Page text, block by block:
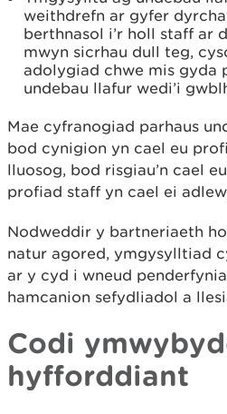
weithdrefn ar gyfer
berthnasol i’r holl staff ar
mwyn sicrhau dull teg,
adolygiad chwe mis gyda
undebau llafur wedi’i
Mae cyfranogiad parhaus
bod cynigion yn cael eu
lluosog, bod risgiau’n cael
profiad staff yn cael ei
Nodweddir y bartneriaeth
natur agored, ymgysylltiad
ar y cyd i wneud
hamcanion sefydliadol a
Codi
hyfforddiant